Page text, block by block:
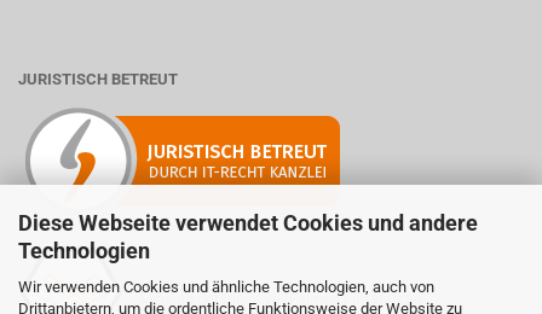
Diese Webseite verwendet Cookies und andere
Technologien
Wir verwenden Cookies und ähnliche Technologien, auch von
Drittanbietern, um die ordentliche Funktionsweise der Website zu
JURISTISCH BETREUT
Mitglied der Initiative "Fairness im Handel".